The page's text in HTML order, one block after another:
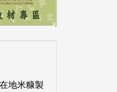
地米糠製